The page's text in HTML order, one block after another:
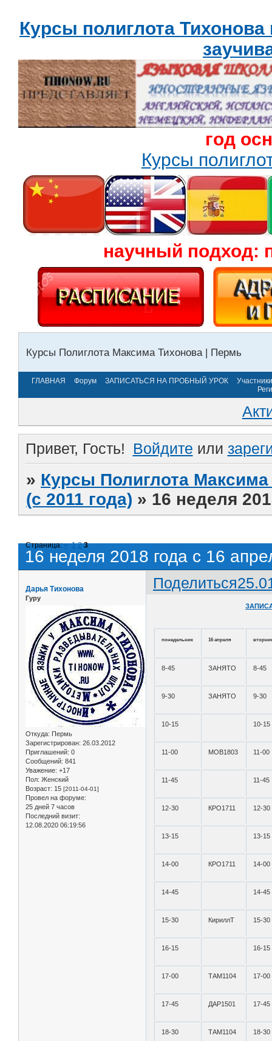
Курсы полиглота
год
Курсы
научный подход:
Курсы Полиглота Максима Тихонова | Пермь
ГЛАВНАЯ Форум ЗАПИСАТЬСЯ НА ПРОБНЫЙ УРОК
Участники
Привет, Гость! Войдите или
» Курсы Полиглота
(с 2011 года) » 16 неделя
16 неделя 2018 года с 16
Страница:« 1 2 3
Поделиться
Дарья Тихонова
Гуру
Откуда: Пермь
Зарегистрирован: 26.03.2012
Приглашений: 0
Сообщений: 841
Уважение: +17
Пол: Женский
Возраст: 15 [2011-04-01]
Провел на форуме:
25 дней 7 часов
Последний визит:
12.08.2020 06:19:56
понедельник 16 апреля
8-45 ЗАНЯТО 8-45
9-30 ЗАНЯТО 9-30
10-15 10-15
11-00 МОВ1803 11-00
11-45 11-45
12-30 КРО1711 12-30
13-15 13-15
14-00 КРО1711 14-00
14-45 14-45
15-30 КириллТ 15-30
16-15 16-15
17-00 ТАМ1104 17-00
17-45 ДАР1501 17-45
18-30 ТАМ1104 18-30